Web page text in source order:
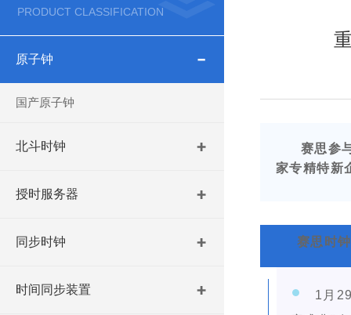
PRODUCT CLASSIFICATION
原子钟
国产原子钟
北斗时钟
授时服务器
同步时钟
时间同步装置
赛思参
家专精特新
赛思时钟
1月